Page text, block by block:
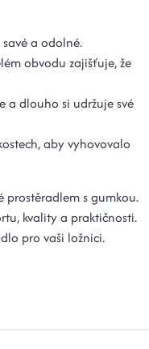
a odolné.
obvodu zajišťuje, že
a dlouho si udržuje své
aby vyhovovalo
prostěradlem s gumkou.
kvality a praktičnosti.
pro vaši ložnici.